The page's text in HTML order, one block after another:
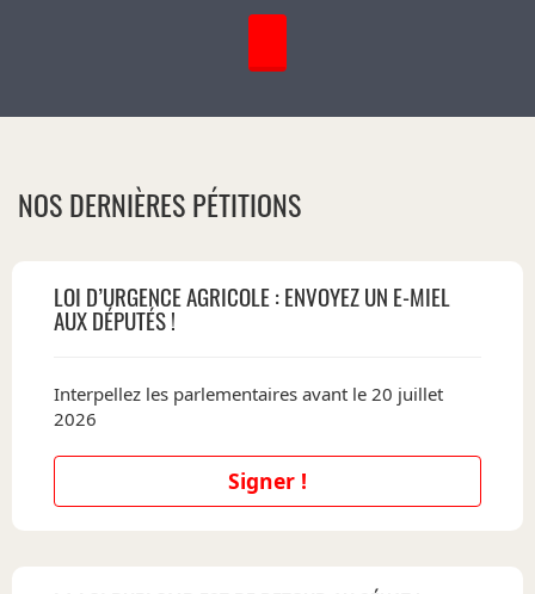
NOS DERNIÈRES PÉTITIONS
LOI D’URGENCE AGRICOLE : ENVOYEZ UN E-MIEL
AUX DÉPUTÉS !
Interpellez les parlementaires avant le 20 juillet
2026
Signer !